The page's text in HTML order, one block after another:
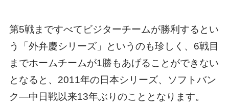
第5戦まですべてビジターチームが勝利するとい
う「外弁慶シリーズ」というのも珍しく、6戦目
までホームチームが1勝もあげることができない
となると、2011年の日本シリーズ、ソフトバン
ク―中日戦以来13年ぶりのこととなります。